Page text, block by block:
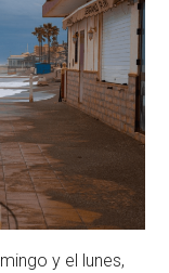
y el lunes,